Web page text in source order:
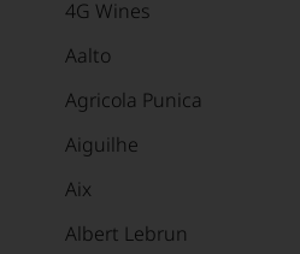
4G Wines
Aalto
Agricola Punica
Aiguilhe
Aix
Albert Lebrun